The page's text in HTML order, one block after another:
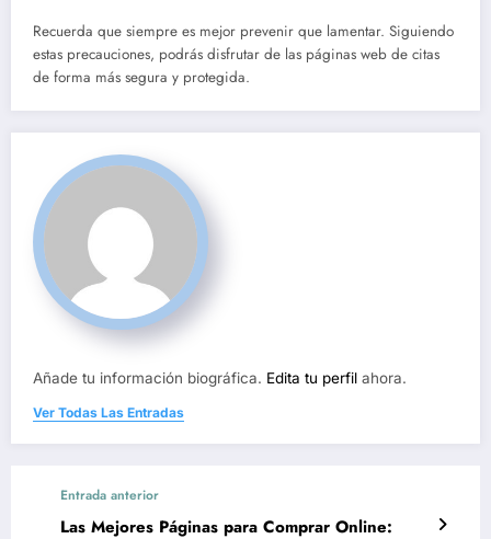
Recuerda que siempre es mejor prevenir que lamentar. Siguiendo
estas precauciones, podrás disfrutar de las páginas web de citas
de forma más segura y protegida.
Añade tu información biográfica. Edita tu perfil ahora.
Ver Todas Las Entradas
Entrada anterior
Las Mejores Páginas para Comprar Online: